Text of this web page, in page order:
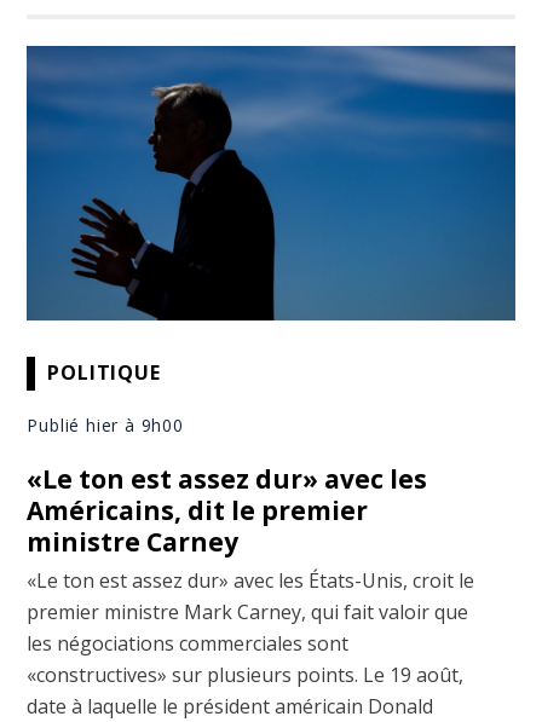
POLITIQUE
Publié hier à 9h00
«Le ton est assez dur» avec les
Américains, dit le premier
ministre Carney
«Le ton est assez dur» avec les États-Unis, croit le
premier ministre Mark Carney, qui fait valoir que
les négociations commerciales sont
«constructives» sur plusieurs points. Le 19 août,
date à laquelle le président américain Donald